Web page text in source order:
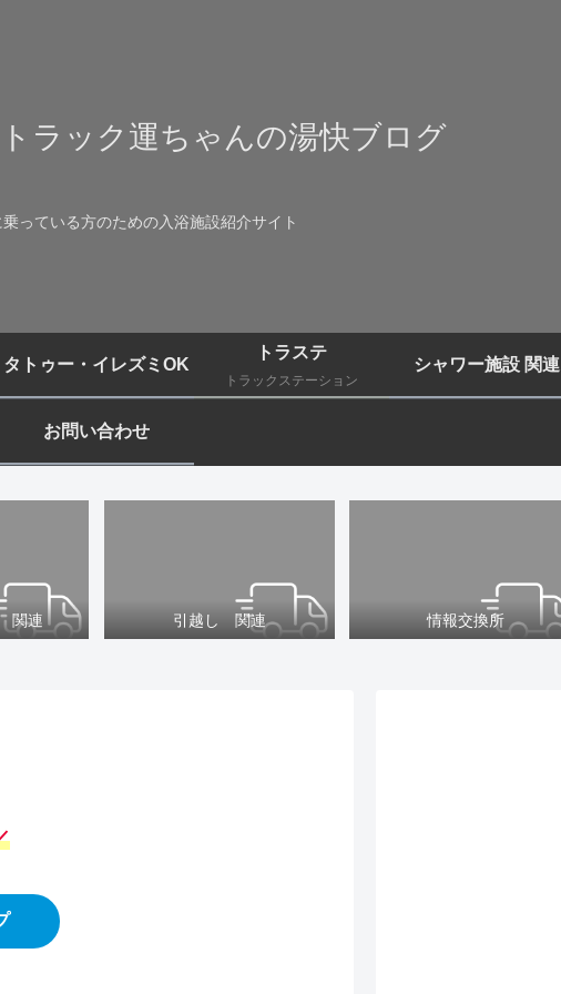
トラック運ちゃんの湯快ブログ
っている方のための入浴施設紹介サイト
タトゥー・イレズミOK
トラステ
トラックステーション
シャワー施設 関連
お問い合わせ
関連 引越し 関連 情報交換所